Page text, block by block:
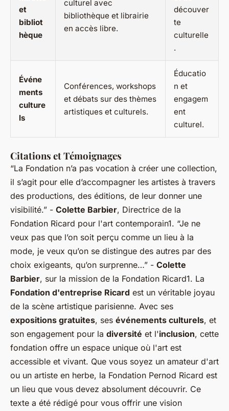
et
bibliot
hèque
culturel avec
bibliothèque et librairie
en accès libre.
découver
te
culturelle
.
Événe
ments
culture
ls
Conférences, workshops
et débats sur des thèmes
artistiques et culturels.
Éducatio
n et
engagem
ent
culturel.
Citations et Témoignages
“La Fondation n’a pas vocation à créer une collection,
il s’agit pour elle d’accompagner les artistes à travers
des productions, des éditions, de leur donner une
visibilité.” - Colette Barbier, Directrice de la
Fondation Ricard pour l'art contemporain1. “Je ne
veux pas que l’on soit perçu comme un lieu à la
mode, je veux qu’on se distingue des autres par des
choix exigeants, qu’on surprenne…” - Colette
Barbier, sur la mission de la Fondation Ricard1. La
Fondation d'entreprise Ricard est un véritable joyau
de la scène artistique parisienne. Avec ses
expositions gratuites, ses événements culturels, et
son engagement pour la diversité et l'inclusion, cette
fondation offre un espace unique où l'art est
accessible et vivant. Que vous soyez un amateur d'art
ou un artiste en herbe, la Fondation Pernod Ricard est
un lieu que vous devez absolument découvrir. Ce
texte a été rédigé pour vous offrir une vision